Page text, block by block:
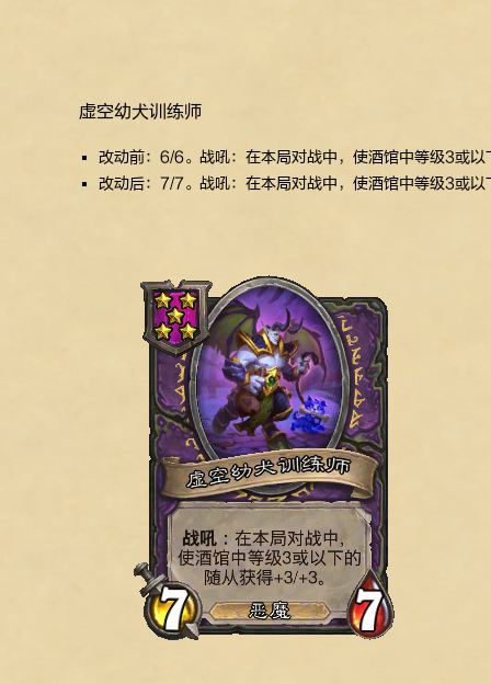
虚空幼犬训练师
改动前：6/6。战吼：在本局对战中，使酒馆中等级3或
改动后：7/7。战吼：在本局对战中，使酒馆中等级3或